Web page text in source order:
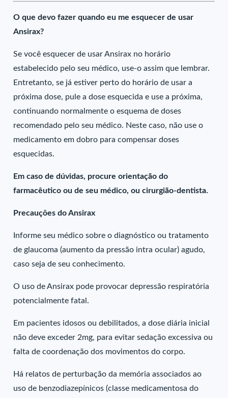
O que devo fazer quando eu me esquecer de usar
Ansirax?
Se você esquecer de usar Ansirax no horário
estabelecido pelo seu médico, use-o assim que lembrar.
Entretanto, se já estiver perto do horário de usar a
próxima dose, pule a dose esquecida e use a próxima,
continuando normalmente o esquema de doses
recomendado pelo seu médico. Neste caso, não use o
medicamento em dobro para compensar doses
esquecidas.
Em caso de dúvidas, procure orientação do
farmacêutico ou de seu médico, ou cirurgião-dentista.
Precauções do Ansirax
Informe seu médico sobre o diagnóstico ou tratamento
de glaucoma (aumento da pressão intra ocular) agudo,
caso seja de seu conhecimento.
O uso de Ansirax pode provocar depressão respiratória
potencialmente fatal.
Em pacientes idosos ou debilitados, a dose diária inicial
não deve exceder 2mg, para evitar sedação excessiva ou
falta de coordenação dos movimentos do corpo.
Há relatos de perturbação da memória associados ao
uso de benzodiazepínicos (classe medicamentosa do